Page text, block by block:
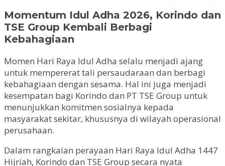
Momentum Idul Adha 2026, Korindo dan
TSE Group Kembali Berbagi
Kebahagiaan
Momen Hari Raya Idul Adha selalu menjadi ajang
untuk mempererat tali persaudaraan dan berbagi
kebahagiaan dengan sesama. Hal ini juga menjadi
kesempatan bagi Korindo dan PT TSE Group untuk
menunjukkan komitmen sosialnya kepada
masyarakat sekitar, khususnya di wilayah operasional
perusahaan.
Dalam rangkaian perayaan Hari Raya Idul Adha 1447
Hijriah, Korindo dan TSE Group secara nyata